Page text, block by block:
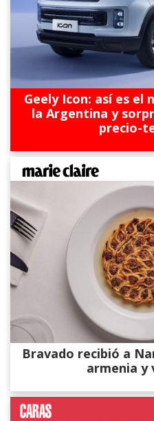
Geely Icon: así es el
la Argentina y
precio-
Bravado recibió a
armenia y